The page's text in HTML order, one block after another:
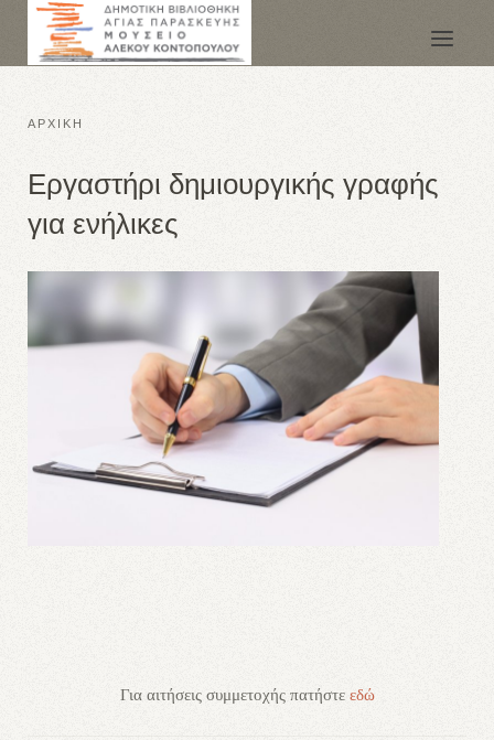
ΑΡΧΙΚΗ
Εργαστήρι δημιουργικής γραφής
για ενήλικες
Για αιτήσεις συμμετοχής πατήστε εδώ